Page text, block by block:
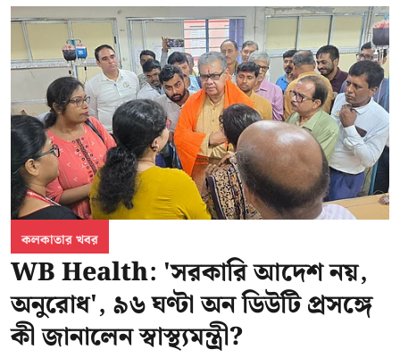
কলকাতার খবর
WB Health: 'সরকারি আদেশ নয়,
অনুরোধ', ৯৬ ঘণ্টা অন ডিউটি প্রসঙ্গে
কী জানালেন স্বাস্থ্যমন্ত্রী?